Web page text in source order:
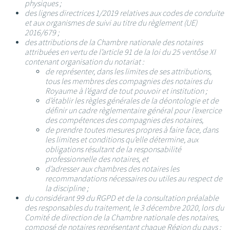
physiques ;
des lignes directrices 1/2019 relatives aux codes de conduite
et aux organismes de suivi au titre du règlement (UE)
2016/679 ;
des attributions de la Chambre nationale des notaires
attribuées en vertu de l’article 91 de la loi du 25 ventôse XI
contenant organisation du notariat :
de représenter, dans les limites de ses attributions,
tous les membres des compagnies des notaires du
Royaume à l’égard de tout pouvoir et institution ;
d’établir les règles générales de la déontologie et de
définir un cadre règlementaire général pour l’exercice
des compétences des compagnies des notaires,
de prendre toutes mesures propres à faire face, dans
les limites et conditions qu’elle détermine, aux
obligations résultant de la responsabilité
professionnelle des notaires, et
d’adresser aux chambres des notaires les
recommandations nécessaires ou utiles au respect de
la discipline ;
du considérant 99 du RGPD et de la consultation préalable
des responsables du traitement, le 3 décembre 2020, lors du
Comité de direction de la Chambre nationale des notaires,
composé de notaires représentant chaque Région du pays ;